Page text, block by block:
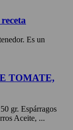
Es un
TOMATE,
gr. Espárragos
Aceite, ...